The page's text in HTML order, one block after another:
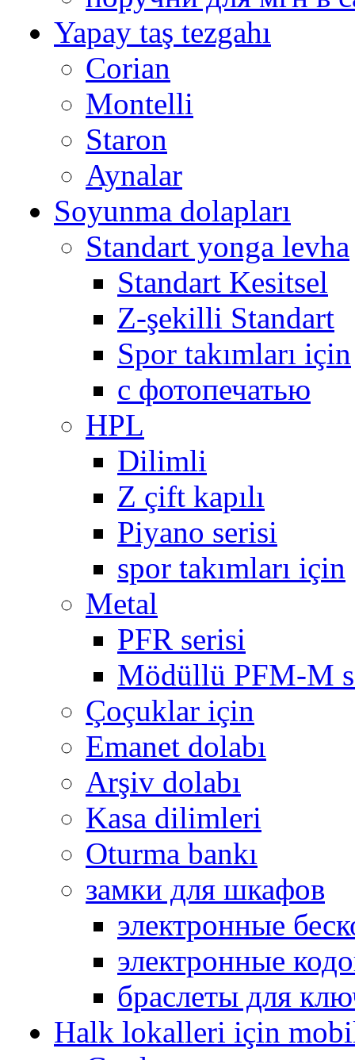
Yapay taş tezgahı
Corian
Montelli
Staron
Aynalar
Soyunma dolapları
Standart yonga levha
Standart Kesitsel
Z-şekilli Standart
Spor takımları için
с фотопечатью
HPL
Dilimli
Z çift kapılı
Piyano serisi
spor takımları için
Metal
PFR serisi
Mödüllü PFM-M
Çoçuklar için
Emanet dolabı
Arşiv dolabı
Kasa dilimleri
Oturma bankı
замки для шкафов
электронные
электронные
браслеты для
Halk lokalleri için